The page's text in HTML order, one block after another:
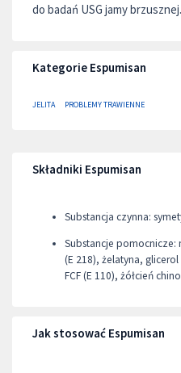
do badań USG jamy brzusznej.
Kategorie Espumisan
JELITA PROBLEMY TRAWIENNE
Składniki Espumisan
Substancja czynna:
Substancje pomocnicze:
(E 218), żelatyna,
FCF (E 110), żółcień
Jak stosować Espumisan